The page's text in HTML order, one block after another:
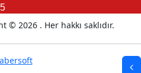
© 2026 . Her hakkı saklıdır.